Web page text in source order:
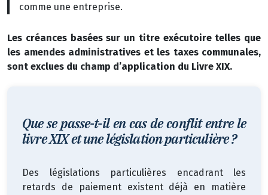
comme une entreprise.
Les créances basées sur un titre exécutoire telles que
les amendes administratives et les taxes communales,
sont exclues du champ d’application du Livre XIX.
Que se passe-t-il en cas de conflit entre le
livre XIX et une législation particulière ?
Des législations particulières encadrant les
retards de paiement existent déjà en matière